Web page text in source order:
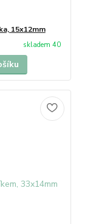
15x12mm
skladem 40